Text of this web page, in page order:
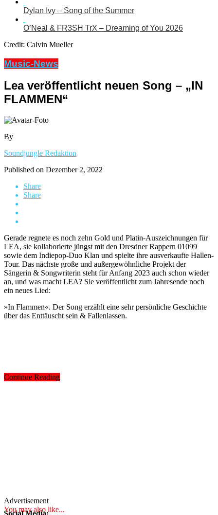
Dylan Ivy – Song of the Summer
O’Neal & FR3SH TrX – Dreaming of You 2026
Credit: Calvin Mueller
Music-News
Lea veröffentlicht neuen Song – „IN
FLAMMEN“
By
Soundjungle Redaktion
Published on Dezember 2, 2022
Share
Share
Gerade regnete es noch zehn Gold und Platin-Auszeichnungen für
LEA, sie kollaborierte jüngst mit den Dresdner Rappern 01099
sowie dem Indiepop-Duo Klan und spielte ihre ausverkaufte Hallen-
Tour. Das nächste große und außergewöhnliche Projekt der
Sängerin & Songwriterin steht für Anfang 2023 auch schon wieder
an, und was macht LEA? Sie veröffentlicht zum Jahresende noch
ein neues Lied:
»In Flammen«. Der Song erzählt eine sehr persönliche Geschichte
über das Enttäuscht sein & Fallenlassen.
Social Media:
Continue Reading
Advertisement
You may also like...